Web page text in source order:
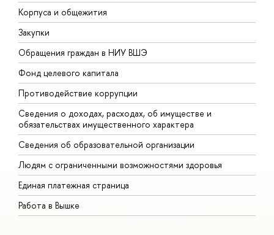
Корпуса и общежития
Закупки
Обращения граждан в НИУ ВШЭ
Фонд целевого капитала
Противодействие коррупции
Сведения о доходах, расходах, об имуществе и
обязательствах имущественного характера
Сведения об образовательной организации
Людям с ограниченными возможностями здоровья
Единая платежная страница
Работа в Вышке